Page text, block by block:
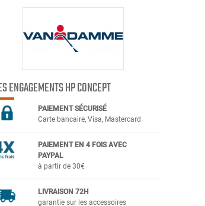
ENGAGEMENTS HP CONCEPT
PAIEMENT SÉCURISÉ
Carte bancaire, Visa, Mastercard
PAIEMENT EN 4 FOIS AVEC
PAYPAL
à partir de 30€
LIVRAISON 72H
garantie sur les accessoires